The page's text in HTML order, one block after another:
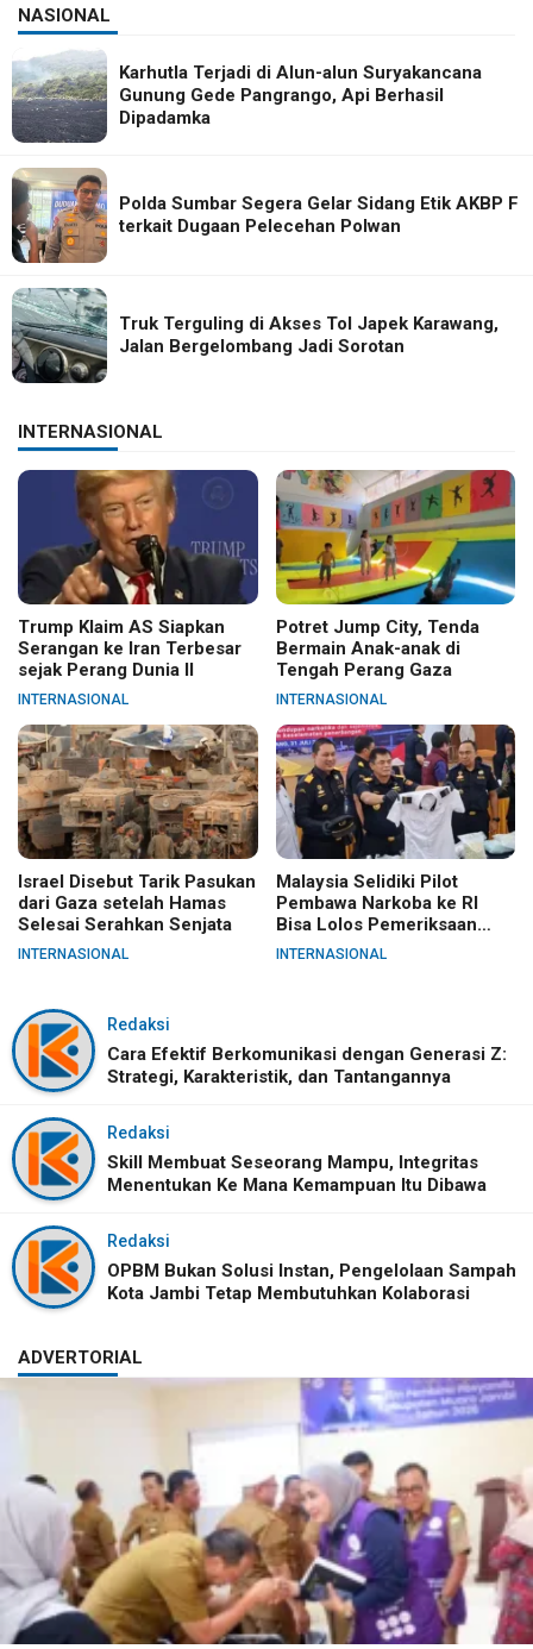
NASIONAL
Karhutla Terjadi di Alun-alun Suryakancana
Gunung Gede Pangrango, Api Berhasil
Dipadamka
Polda Sumbar Segera Gelar Sidang Etik AKBP F
terkait Dugaan Pelecehan Polwan
Truk Terguling di Akses Tol Japek Karawang,
Jalan Bergelombang Jadi Sorotan
INTERNASIONAL
Trump Klaim AS Siapkan
Serangan ke Iran Terbesar
sejak Perang Dunia II
INTERNASIONAL
Potret Jump City, Tenda
Bermain Anak-anak di
Tengah Perang Gaza
INTERNASIONAL
Israel Disebut Tarik Pasukan
dari Gaza setelah Hamas
Selesai Serahkan Senjata
INTERNASIONAL
Malaysia Selidiki Pilot
Pembawa Narkoba ke RI
Bisa Lolos Pemeriksaan
KLIA
INTERNASIONAL
Redaksi
Cara Efektif Berkomunikasi dengan Generasi Z:
Strategi, Karakteristik, dan Tantangannya
Redaksi
Skill Membuat Seseorang Mampu, Integritas
Menentukan Ke Mana Kemampuan Itu Dibawa
Redaksi
OPBM Bukan Solusi Instan, Pengelolaan Sampah
Kota Jambi Tetap Membutuhkan Kolaborasi
ADVERTORIAL